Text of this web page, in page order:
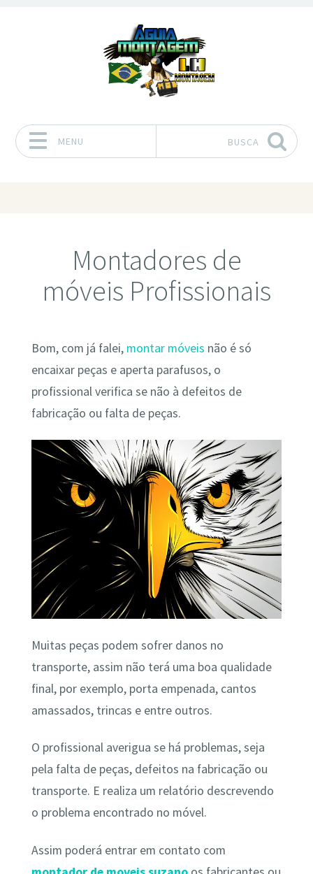
MENU BUSCA
Montadores de
móveis Profissionais
Bom, com já falei, montar móveis não é só
encaixar peças e aperta parafusos, o
profissional verifica se não à defeitos de
fabricação ou falta de peças.
Muitas peças podem sofrer danos no
transporte, assim não terá uma boa qualidade
final, por exemplo, porta empenada, cantos
amassados, trincas e entre outros.
O profissional averigua se há problemas, seja
pela falta de peças, defeitos na fabricação ou
transporte. E realiza um relatório descrevendo
o problema encontrado no móvel.
Assim poderá entrar em contato com